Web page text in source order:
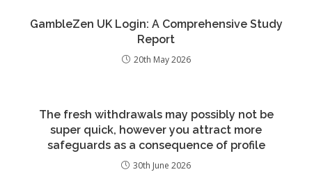
GambleZen UK Login: A Comprehensive Study
Report
20th May 2026
The fresh withdrawals may possibly not be
super quick, however you attract more
safeguards as a consequence of profile
30th June 2026